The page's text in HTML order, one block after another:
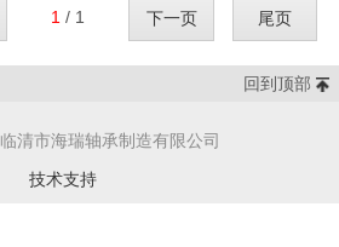
1 / 1 下一页 尾页
回到顶部
临清市海瑞轴承制造有限公司
技术支持